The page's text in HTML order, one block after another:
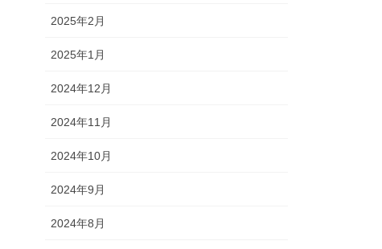
2025年2月
2025年1月
2024年12月
2024年11月
2024年10月
2024年9月
2024年8月